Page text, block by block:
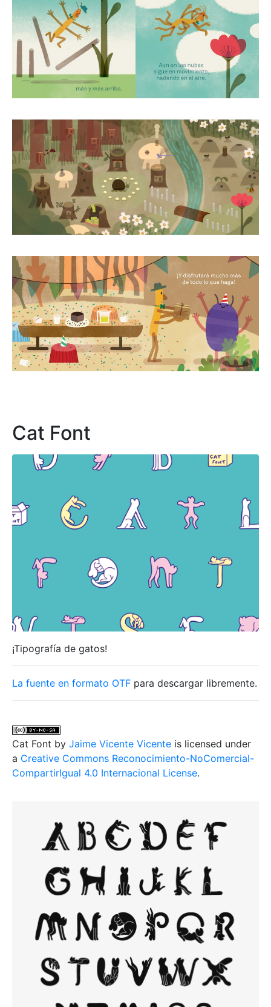
Cat Font
¡Tipografía de gatos!
La fuente en formato OTF para descargar libremente.
Cat Font by Jaime Vicente Vicente is licensed under
a Creative Commons Reconocimiento-NoComercial-
CompartirIgual 4.0 Internacional License.